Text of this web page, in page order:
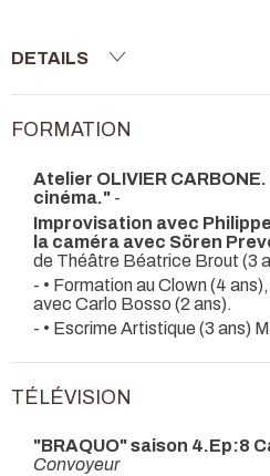
DETAILS
FORMATION
Atelier OLIVIER
cinéma." -
Improvisation avec
la caméra avec Sören
de Théâtre Béatrice Brout (3
- • Formation au Clown (4
avec Carlo Bosso (2 ans).
- • Escrime Artistique (3 ans)
TÉLÉVISION
"BRAQUO" saison 4.Ep:8
Convoyeur